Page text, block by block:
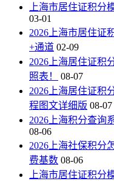
上海市居住证积分
03-01
2026上海市居住证
+通道 02-09
2026上海居住证积
照表！
08-07
2026上海居住证积
程图文详细版 08-07
2026上海积分查询
08-06
2026上海社保积分
费基数 08-06
上海市居住证积